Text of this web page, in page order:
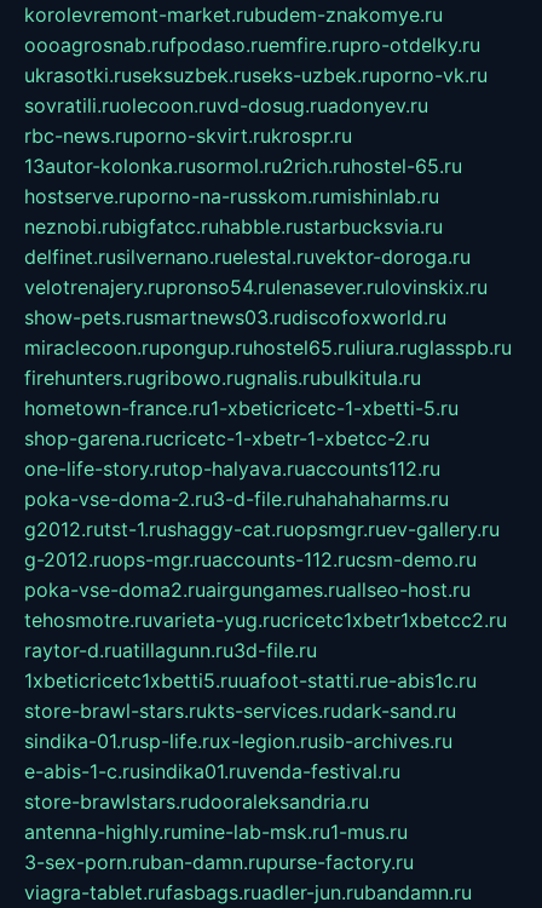
korolevremont-market.rubudem-znakomye.ru
oooagrosnab.rufpodaso.ruemfire.rupro-otdelky.ru
ukrasotki.ruseksuzbek.ruseks-uzbek.ruporno-vk.ru
sovratili.ruolecoon.ruvd-dosug.ruadonyev.ru
rbc-news.ruporno-skvirt.rukrospr.ru
13autor-kolonka.rusormol.ru2rich.ruhostel-65.ru
hostserve.ruporno-na-russkom.rumishinlab.ru
neznobi.rubigfatcc.ruhabble.rustarbucksvia.ru
delfinet.rusilvernano.ruelestal.ruvektor-doroga.ru
velotrenajery.rupronso54.rulenasever.rulovinskix.ru
show-pets.rusmartnews03.rudiscofoxworld.ru
miraclecoon.rupongup.ruhostel65.ruliura.ruglasspb.ru
firehunters.rugribowo.rugnalis.rubulkitula.ru
hometown-france.ru1-xbeticricetc-1-xbetti-5.ru
shop-garena.rucricetc-1-xbetr-1-xbetcc-2.ru
one-life-story.rutop-halyava.ruaccounts112.ru
poka-vse-doma-2.ru3-d-file.ruhahahaharms.ru
g2012.rutst-1.rushaggy-cat.ruopsmgr.ruev-gallery.ru
g-2012.ruops-mgr.ruaccounts-112.rucsm-demo.ru
poka-vse-doma2.ruairgungames.ruallseo-host.ru
tehosmotre.ruvarieta-yug.rucricetc1xbetr1xbetcc2.ru
raytor-d.ruatillagunn.ru3d-file.ru
1xbeticricetc1xbetti5.ruuafoot-statti.rue-abis1c.ru
store-brawl-stars.rukts-services.rudark-sand.ru
sindika-01.rusp-life.rux-legion.rusib-archives.ru
e-abis-1-c.rusindika01.ruvenda-festival.ru
store-brawlstars.rudooraleksandria.ru
antenna-highly.rumine-lab-msk.ru1-mus.ru
3-sex-porn.ruban-damn.rupurse-factory.ru
viagra-tablet.rufasbags.ruadler-jun.rubandamn.ru